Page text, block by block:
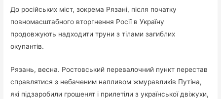
До російських міст, зокрема Рязані, після початку
повномасштабного вторгнення Росії в Україну
продовжують надходити труни з тілами загиблих
окупантів.
Рязань, весна. Ростовський перевалочний пункт перестав
справлятися з небаченим напливом жмуравликів Путіна,
які підзаробили грошенят і прилетіли з української двіжухи,